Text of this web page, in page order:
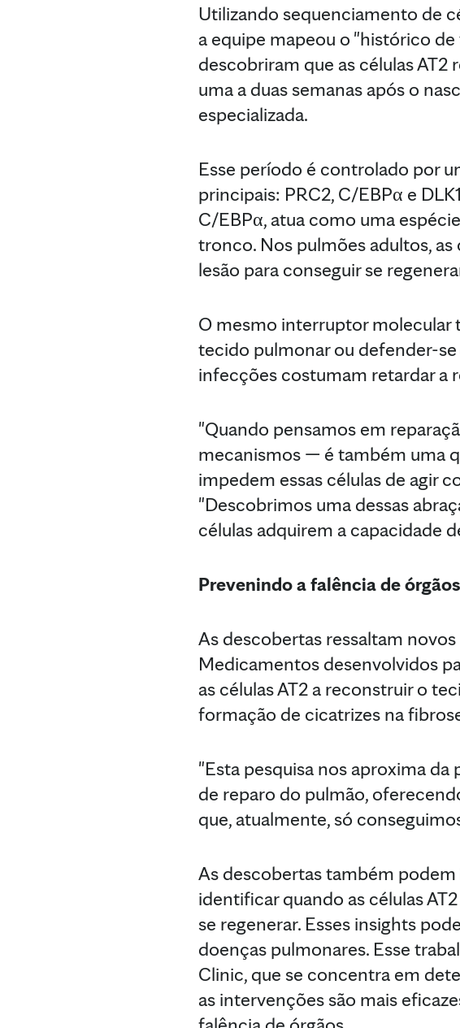
Utilizando sequenciamento de
a equipe mapeou o "histórico
descobriram que as células
uma a duas semanas após o
especializada.
Esse período é controlado por
principais: PRC2, C/EBPα e
C/EBPα, atua como uma
tronco. Nos pulmões adultos, as
lesão para conseguir se
O mesmo interruptor molecular
tecido pulmonar ou defender-se
infecções costumam retardar a
"Quando pensamos em
mecanismos — é também uma
impedem essas células de agir
"Descobrimos uma dessas
células adquirem a capacidade
Prevenindo a falência de órgãos
As descobertas ressaltam
Medicamentos desenvolvidos
as células AT2 a reconstruir o
formação de cicatrizes na
"Esta pesquisa nos aproxima
de reparo do pulmão,
que, atualmente, só
As descobertas também
identificar quando as células
se regenerar. Esses insights
doenças pulmonares. Esse
Clinic, que se concentra em
as intervenções são mais